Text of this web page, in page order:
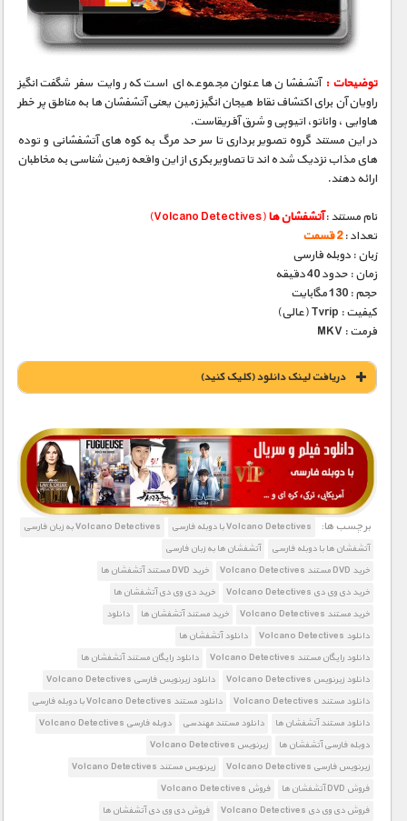
توضیحات :آتشفشان ها عنوان مجموعه ای است که روایت سفر شگفت انگیز
راویان آن برای اکتشاف نقاط هیجان انگیز زمین یعنی آتشفشان ها به مناطق پر خطر
هاوایی ، واناتو، اتیوپی و شرق آفریقاست.
در این مستند گروه تصویر برداری تا سر حد مرگ به کوه های آتشفشانی و توده
های مذاب نزدیک شده اند تا تصاویر بکری از این واقعه زمین شناسی به مخاطبان
ارائه دهند.
نام مستند :آتشفشان ها(Volcano Detectives)
تعداد :2 قسمت
زبان : دوبله فارسی
زمان : حدود 40 دقیقه
حجم : 130 مگابایت
کیفیت : Tvrip (عالی)
فرمت : MKV
دریافت لينک دانلود (کليک کنيد)
1900 تومان – دانلود قسمت 1 (افزودن به سبد خريد)
1900 تومان – دانلود قسمت 2 (افزودن به سبد خريد)
برچسب ها: Volcano Detectives با دوبله فارسی
Volcano Detectives به زبان فارسی
آتشفشان ها با دوبله فارسی
آتشفشان ها به زبان فارسی
خرید DVD مستند Volcano Detectives
خرید DVD مستند آتشفشان ها
خرید دی وی دی Volcano Detectives
خرید دی وی دی آتشفشان ها
خرید مستند Volcano Detectives
خرید مستند آتشفشان ها
دانلود
دانلود Volcano Detectives
دانلود آتشفشان ها
دانلود رایگان مستند Volcano Detectives
دانلود رایگان مستند آتشفشان ها
دانلود زیرنویس Volcano Detectives
دانلود زیرنویس فارسی Volcano Detectives
دانلود مستند Volcano Detectives
دانلود مستند Volcano Detectives با دوبله فارسی
دانلود مستند آتشفشان ها
دانلود مستند مهندسی
دوبله فارسی Volcano Detectives
دوبله فارسی آتشفشان ها
زیرنویس Volcano Detectives
زیرنویس فارسی Volcano Detectives
زیرنویس مستند Volcano Detectives
فروش DVD آتشفشان ها
فروش Volcano Detectives
فروش دی وی دی Volcano Detectives
فروش دی وی دی آتشفشان ها